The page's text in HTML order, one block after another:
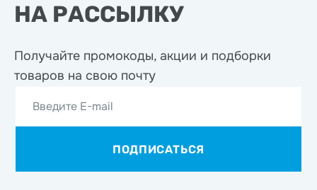
НА РАССЫЛКУ
Получайте промокоды, акции и подборки
товаров на свою почту
Введите E-mail
ПОДПИСАТЬСЯ